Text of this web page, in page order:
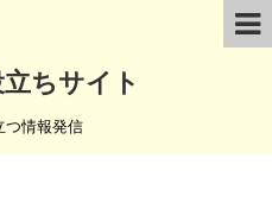
ちサイト
つ情報発信